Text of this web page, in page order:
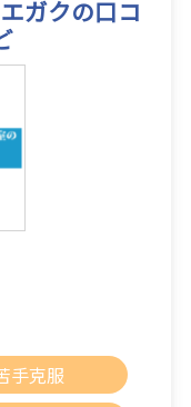
ガクの口コ
手克服